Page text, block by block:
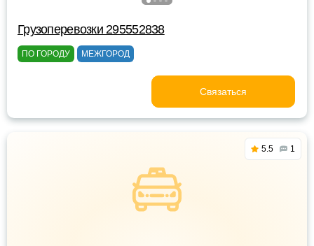
Грузоперевозки 295552838
ПО ГОРОДУ МЕЖГОРОД
Связаться
5.5 1